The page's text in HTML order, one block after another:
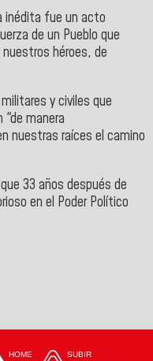
fue un acto
de un Pueblo que
héroes, de
y civiles que
"de manera
nuestras raíces el camino
33 años después de
en el Poder Político
HOME SUBIR